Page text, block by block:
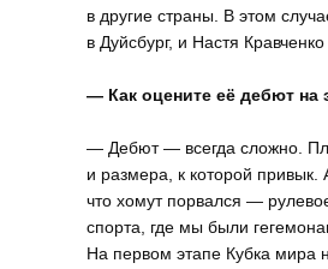
в другие страны. В этом
в Дуйсбург, и Настя
— Как оцените её дебют на
— Дебют — всегда сложно.
и размера, к которой
что хомут порвался —
спорта, где мы были
На первом этапе Кубка мира